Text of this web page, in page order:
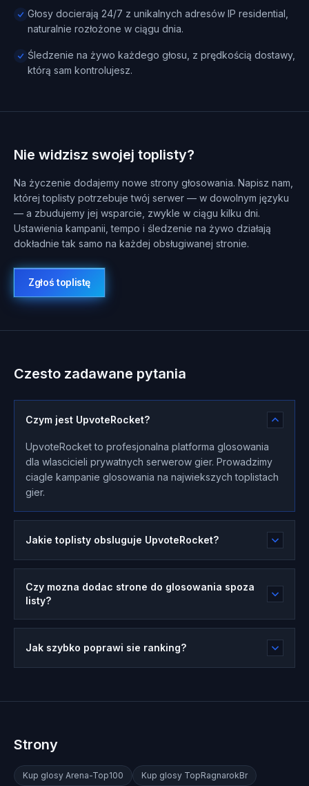
Głosy docierają 24/7 z unikalnych adresów IP residential,
naturalnie rozłożone w ciągu dnia.
Śledzenie na żywo każdego głosu, z prędkością dostawy,
którą sam kontrolujesz.
Nie widzisz swojej toplisty?
Na życzenie dodajemy nowe strony głosowania. Napisz nam,
której toplisty potrzebuje twój serwer — w dowolnym języku
— a zbudujemy jej wsparcie, zwykle w ciągu kilku dni.
Ustawienia kampanii, tempo i śledzenie na żywo działają
dokładnie tak samo na każdej obsługiwanej stronie.
Zgłoś toplistę
Czesto zadawane pytania
Czym jest UpvoteRocket?
UpvoteRocket to profesjonalna platforma glosowania
dla wlascicieli prywatnych serwerow gier. Prowadzimy
ciagle kampanie glosowania na najwiekszych toplistach
gier.
Jakie toplisty obsluguje UpvoteRocket?
Czy mozna dodac strone do glosowania spoza
listy?
Jak szybko poprawi sie ranking?
Strony
Kup glosy Arena-Top100 Kup glosy TopRagnarokBr